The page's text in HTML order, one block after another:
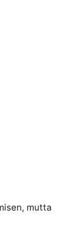
mutta